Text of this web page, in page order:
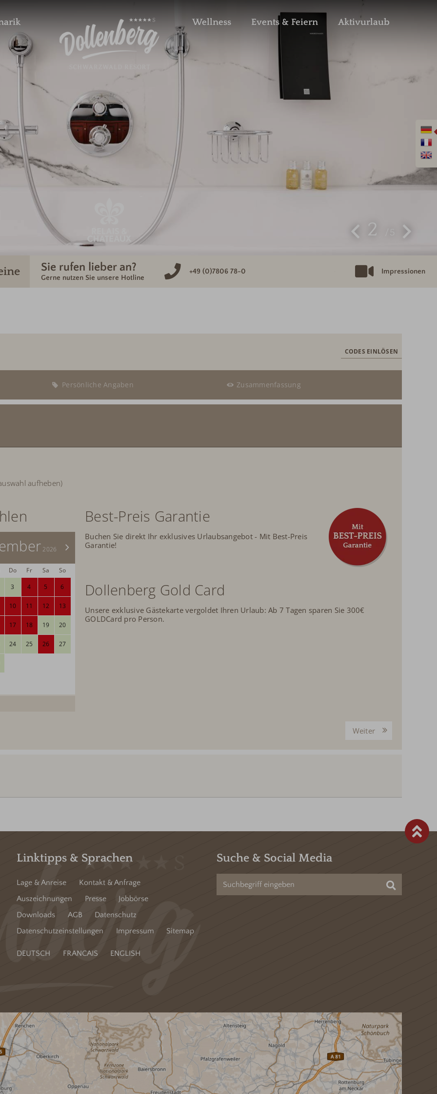
Wellness Events & Feiern Aktivurlaub
2
Sie rufen lieber an?
Gerne nutzen Sie unsere Hotline
+49 (0)7806 78-0 Impressionen
CODES EINLÖSEN
Persönliche Angaben Zusammenfassung
aufheben)
>
2026
Do Fr Sa
So
3 4 5 6
10 11 12 13
17 18 19 20
24 25 26 27
Best-Preis Garantie
Buchen Sie direkt Ihr exklusives Urlaubsangebot - Mit Best-Preis
Garantie!
Dollenberg Gold Card
Unsere exklusive Gästekarte vergoldet Ihren Urlaub: Ab 7 Tagen sparen Sie 300€
GOLDCard pro Person.
Weiter
Linktipps & Sprachen
Lage & Anreise
Kontakt & Anfrage
Auszeichnungen
Presse
Jobbörse
Downloads
AGB
Datenschutz
Datenschutzeinstellungen
Impressum Sitemap
DEUTSCH FRANCAIS ENGLISH
Suche & Social Media